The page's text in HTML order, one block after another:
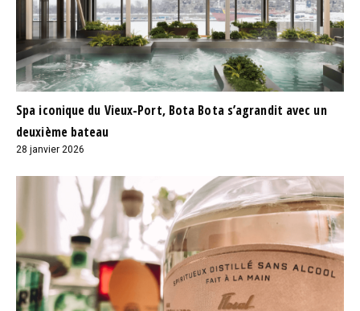
Spa iconique du Vieux-Port, Bota Bota s’agrandit avec un
deuxième bateau
28 janvier 2026